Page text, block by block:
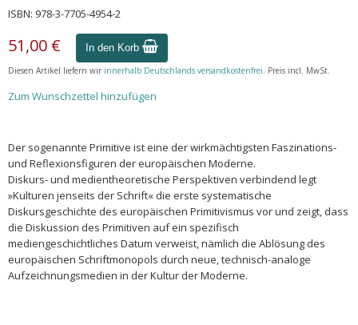
ISBN: 978-3-7705-4954-2
51,00 € In den Korb
Diesen Artikel liefern wir innerhalb Deutschlands versandkostenfrei. Preis incl. MwSt.
Zum Wunschzettel hinzufügen
Der sogenannte Primitive ist eine der wirkmächtigsten Faszinations-
und Reflexionsfiguren der europäischen Moderne.
Diskurs- und medientheoretische Perspektiven verbindend legt
»Kulturen jenseits der Schrift« die erste systematische
Diskursgeschichte des europäischen Primitivismus vor und zeigt, dass
die Diskussion des Primitiven auf ein spezifisch
mediengeschichtliches Datum verweist, nämlich die Ablösung des
europäischen Schriftmonopols durch neue, technisch-analoge
Aufzeichnungsmedien in der Kultur der Moderne.